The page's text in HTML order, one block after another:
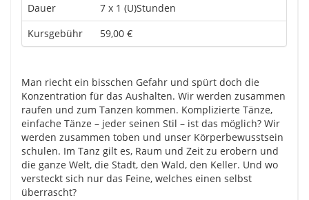
Dauer
7 x 1 (U)Stunden
Kursgebühr
59,00 €
Man riecht ein bisschen Gefahr und spürt doch die
Konzentration für das Aushalten. Wir werden zusammen
raufen und zum Tanzen kommen. Komplizierte Tänze,
einfache Tänze – jeder seinen Stil – ist das möglich? Wir
werden zusammen toben und unser Körperbewusstsein
schulen. Im Tanz gilt es, Raum und Zeit zu erobern und
die ganze Welt, die Stadt, den Wald, den Keller. Und wo
versteckt sich nur das Feine, welches einen selbst
überrascht?